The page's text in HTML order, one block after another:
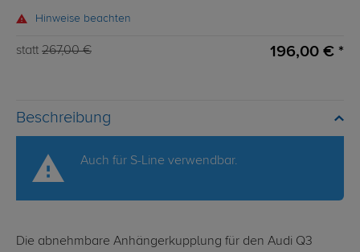
Hinweise beachten
statt 267,00 € 196,00 € *
Beschreibung
Auch für S-Line verwendbar.
Die abnehmbare Anhängerkupplung für den Audi Q3